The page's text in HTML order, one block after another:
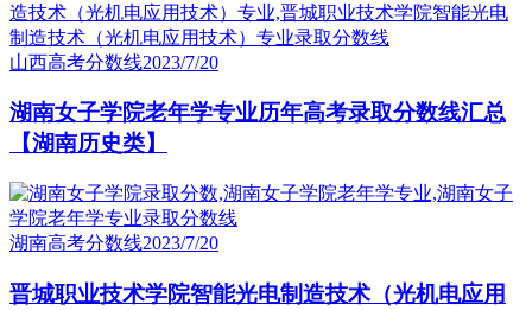
山西高考分数线2023/7/20
湖南女子学院老年学专业历年高考录取分数线汇总
【湖南历史类】
湖南高考分数线2023/7/20
晋城职业技术学院智能光电制造技术（光机电应用